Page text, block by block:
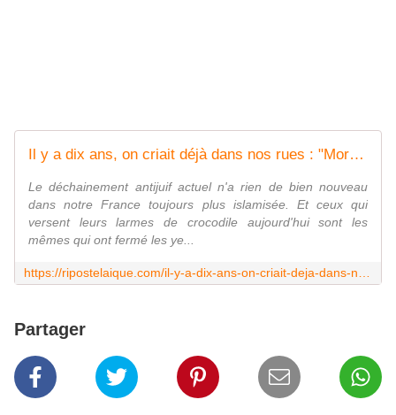
Il y a dix ans, on criait déjà dans nos rues : "Mort aux Juifs", "Hitler avait raison"
Le déchainement antijuif actuel n'a rien de bien nouveau
dans notre France toujours plus islamisée. Et ceux qui
versent leurs larmes de crocodile aujourd'hui sont les
mêmes qui ont fermé les ye...
Partager